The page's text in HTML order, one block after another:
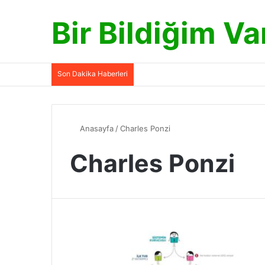
Bir Bildiğim
Son Dakika Haberleri
Anasayfa /Charles Ponzi
Charles Ponzi